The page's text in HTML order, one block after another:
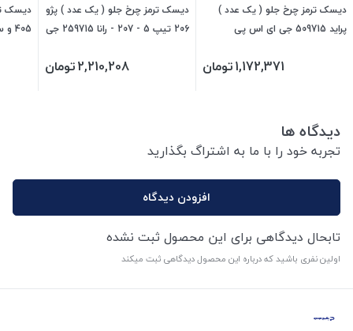
دیسک ترمز چرخ جلو ( یک عدد )
پراید 509715 جی ای اس پی
1,172,371تومان
دیسک ترمز چرخ جلو ( یک عدد ) پژو
206 تیپ 5 - 207 - رانا 259715 جی
2,210,208تومان
دیسک
دیدگاه ها
تجربه خود را با ما به اشتراگ بگذارید
افزودن دیدگاه
تابحال دیدگاهی برای این محصول ثبت نشده
اولین نفری باشید که درباره این محصول دیدگاهی ثبت میکند